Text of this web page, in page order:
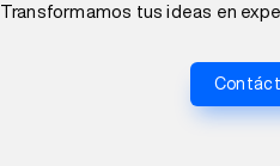
Transformamos tus ideas en